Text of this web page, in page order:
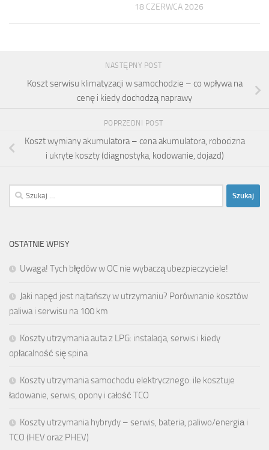
18 CZERWCA 2026
NASTĘPNY POST
Koszt serwisu klimatyzacji w samochodzie – co wpływa na
cenę i kiedy dochodzą naprawy
POPRZEDNI POST
Koszt wymiany akumulatora – cena akumulatora, robocizna
i ukryte koszty (diagnostyka, kodowanie, dojazd)
Szukaj:
OSTATNIE WPISY
Uwaga! Tych błędów w OC nie wybaczą ubezpieczyciele!
Jaki napęd jest najtańszy w utrzymaniu? Porównanie kosztów
paliwa i serwisu na 100 km
Koszty utrzymania auta z LPG: instalacja, serwis i kiedy
opłacalność się spina
Koszty utrzymania samochodu elektrycznego: ile kosztuje
ładowanie, serwis, opony i całość TCO
Koszty utrzymania hybrydy – serwis, bateria, paliwo/energiа i
TCO (HEV oraz PHEV)